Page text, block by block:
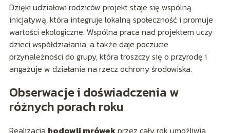
Dzięki udziałowi rodziców projekt staje się wspólną
inicjatywą, która integruje lokalną społeczność i promuje
wartości ekologiczne. Wspólna praca nad projektem uczy
dzieci współdziałania, a także daje poczucie
przynależności do grupy, która troszczy się o przyrodę i
angażuje w działania na rzecz ochrony środowiska.
Obserwacje i doświadczenia w
różnych porach roku
Realizacja hodowli mrówekprzez cały rok umożliwia